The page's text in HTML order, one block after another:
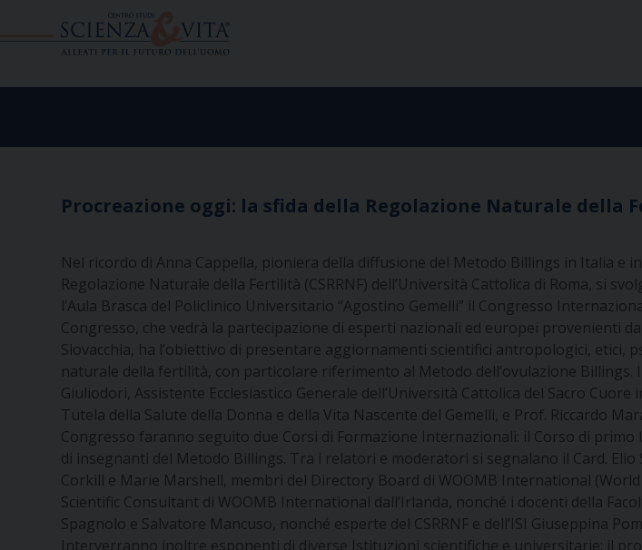
Procreazione oggi: la sfida della Regolazione Naturale della
Nel ricordo di Anna Cappella, pioniera della diffusione del Metodo Billings in Italia e
Regolazione Naturale della Fertilità (CSRRNF) dell’Università Cattolica di Roma, si
l’Aula Brasca del Policlinico Universitario “Agostino Gemelli” il Congresso
Congresso, che vedrà la partecipazione di esperti nazionali ed europei provenienti
Slovacchia, ha l’obiettivo di presentare aggiornamenti scientifici antropologici, etici,
naturale della fertilità, con particolare riferimento al Metodo dell’ovulazione Billings.
Giuliodori, Assistente Ecclesiastico Generale dell’Università Cattolica del Sacro
Tutela della Salute della Donna e della Vita Nascente del Gemelli, e Prof. Riccardo
Congresso faranno seguito due Corsi di Formazione Internazionali: il Corso di
di insegnanti del Metodo Billings. Tra i relatori e moderatori si segnalano il Card.
Corkill e Marie Marshell, membri del Directory Board di WOOMB International
Scientific Consultant di WOOMB International dall’Irlanda, nonché i docenti della
Spagnolo e Salvatore Mancuso, nonché esperte del CSRRNF e dell’ISI Giuseppina
Interverranno inoltre esponenti di diverse Istituzioni scientifiche e universitarie: il